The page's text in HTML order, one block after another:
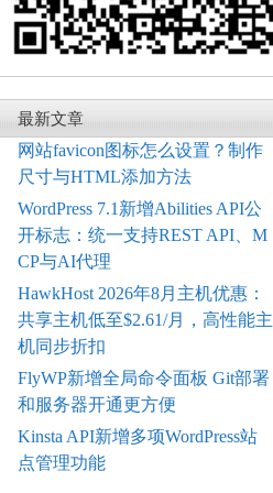
最新文章
网站favicon图标怎么设置？制作
尺寸与HTML添加方法
WordPress 7.1新增Abilities API公
开标志：统一支持REST API、M
CP与AI代理
HawkHost 2026年8月主机优惠：
共享主机低至$2.61/月，高性能主
机同步折扣
FlyWP新增全局命令面板 Git部署
和服务器开通更方便
Kinsta API新增多项WordPress站
点管理功能